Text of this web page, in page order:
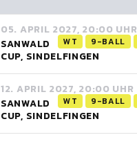
05. APRIL 2027, 20:00 UHR
WT 9-BALL
SANWALD
CUP, SINDELFINGEN
12. APRIL 2027, 20:00 UHR
WT 9-BALL
SANWALD
CUP, SINDELFINGEN